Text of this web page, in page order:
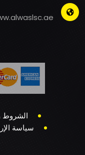
الشروط
سياسة